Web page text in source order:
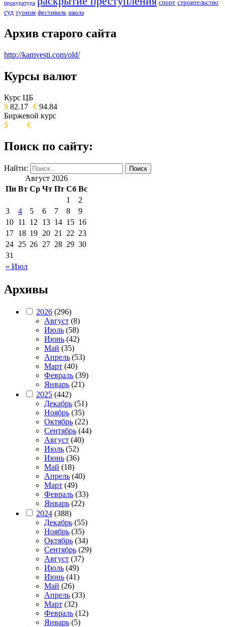
прокуратура спорт строительство
суд туризм фестиваль школа
Архив старого сайта
http://kamvesti.com/old/
ОБЩЕСТВЕННО-ПОЛИТИЧЕСКОЕ
ИЗДАНИЕ КАМЧАТСКОГО КРАЯ.
Курсы валют
Курс ЦБ
$ 82.17 € 94.84
Биржевой курс
$
€
Поиск по сайту:
Найти:
Август 2026
Пн Вт Ср Чт Пт Сб Вс
« Июл
1
2
3
4 5 6 7 8
9
10 11 12 13 14 15 16
17 18 19 20 21 22 23
24 25 26 27 28 29 30
31
Архивы
2026 (296)
Август (8)
Июль (58)
Июнь (42)
Май (35)
Апрель (53)
Март (40)
Февраль (39)
Январь (21)
2025 (442)
Декабрь (51)
Ноябрь (35)
Октябрь (22)
Сентябрь (44)
Август (40)
Июль (52)
Июнь (36)
Май (18)
Апрель (40)
Март (49)
Февраль (33)
Январь (22)
2024 (388)
Декабрь (55)
Ноябрь (35)
Октябрь (34)
Сентябрь (29)
Август (37)
Июль (49)
Июнь (41)
Май (26)
Апрель (33)
Март (32)
Февраль (12)
Январь (5)